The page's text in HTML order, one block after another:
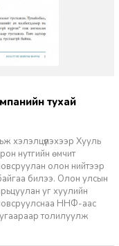
хэлэлцүүлэхээр Хууль
нутгийн өмчит
олон нийтээр
билээ. Олон улсын
уг хуулийн
ННФ-аас
толилуулж